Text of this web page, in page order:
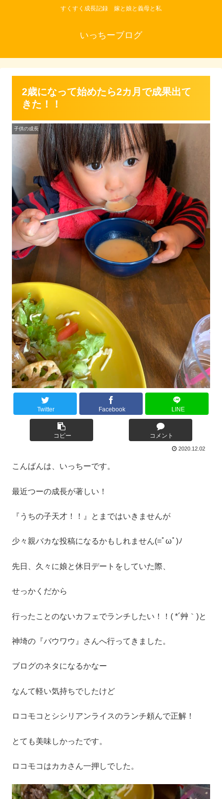
すくすく成長記録 嫁と娘と義母と私
いっちーブログ
2歳になって始めたら2カ月で成果出て
きた！！
子供の成長
Twitter Facebook LINE
コピー コメント
2020.12.02
こんばんは、いっちーです。
最近つーの成長が著しい！
『うちの子天才！！』とまではいきませんが
少々親バカな投稿になるかもしれません(=ﾟωﾟ)ﾉ
先日、久々に娘と休日デートをしていた際、
せっかくだから
行ったことのないカフェでランチしたい！！( *´艸｀)と
神埼の『バウワウ』さんへ行ってきました。
ブログのネタになるかなー
なんて軽い気持ちでしたけど
ロコモコとシシリアンライスのランチ頼んで正解！
とても美味しかったです。
ロコモコはカカさん一押しでした。